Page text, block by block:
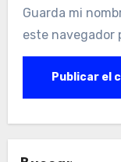
Guarda mi
este navegador